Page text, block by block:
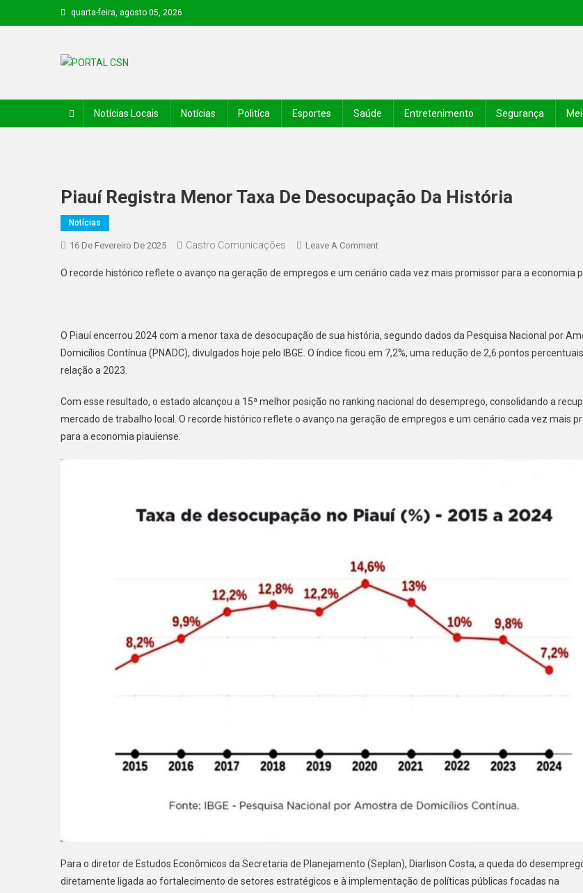
quarta-feira, agosto 05, 2026
Notícias Locais Notícias Politíca Esportes Saúde Entretenimento Segurança
Piauí Registra Menor Taxa De Desocupação Da História
Notícias
16 De Fevereiro De 2025 Castro Comunicações Leave A Comment
O recorde histórico reflete o avanço na geração de empregos e um cenário cada vez mais promissor para a economia
O Piauí encerrou 2024 com a menor taxa de desocupação de sua história, segundo dados da Pesquisa Nacional por
Domicílios Contínua (PNADC), divulgados hoje pelo IBGE. O índice ficou em 7,2%, uma redução de 2,6 pontos
relação a 2023.
Com esse resultado, o estado alcançou a 15ª melhor posição no ranking nacional do desemprego, consolidando a
mercado de trabalho local. O recorde histórico reflete o avanço na geração de empregos e um cenário cada vez mais
para a economia piauiense.
Para o diretor de Estudos Econômicos da Secretaria de Planejamento (Seplan), Diarlison Costa, a queda do
diretamente ligada ao fortalecimento de setores estratégicos e à implementação de políticas públicas focadas na